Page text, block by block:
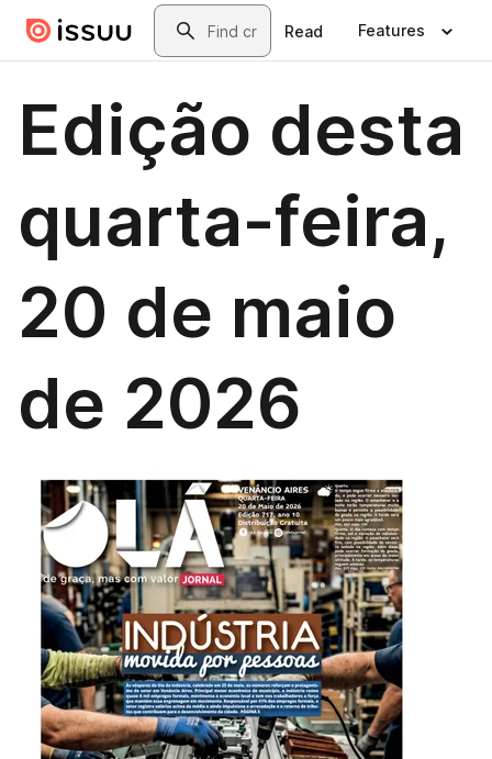
Skip to main contentSearch
Read Features
Edição desta
quarta-feira,
20 de maio
de 2026